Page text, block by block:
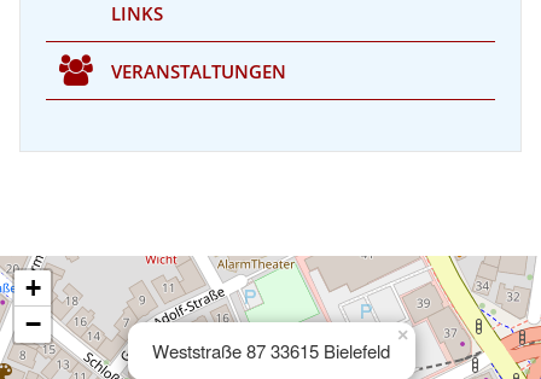
LINKS
VERANSTALTUNGEN
Weststraße 87 33615 Bielefeld
×
+
−